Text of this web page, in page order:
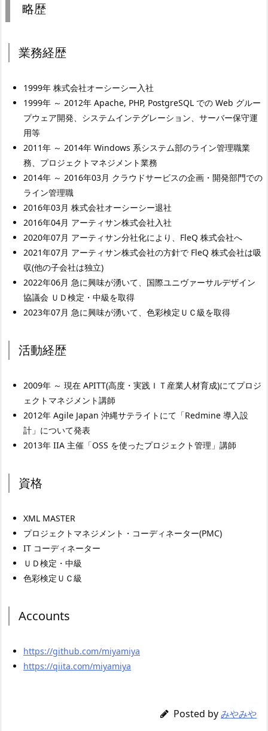
略歴
業務経歴
1999年 株式会社オーシーシー入社
1999年 ～ 2012年 Apache, PHP, PostgreSQL での Web グルー
プウェア開発、システムインテグレーション、サーバー保守運
用等
2011年 ～ 2014年 Windows 系システム部のライン管理職業
務、プロジェクトマネジメント業務
2014年 ～ 2016年03月 クラウドサービスの企画・開発部門での
ライン管理職
2016年03月 株式会社オーシーシー退社
2016年04月 アーティサン株式会社入社
2020年07月 アーティサン分社化により、FleQ 株式会社へ
2021年07月 アーティサン株式会社の方針で FleQ 株式会社は吸
収(他の子会社は独立)
2022年06月 急に興味が湧いて、国際ユニヴァーサルデザイン
協議会 ＵＤ検定・中級を取得
2023年07月 急に興味が湧いて、色彩検定ＵＣ級を取得
活動経歴
2009年 ～ 現在 APITT(高度・実践ＩＴ産業人材育成)にてプロジ
ェクトマネジメント講師
2012年 Agile Japan 沖縄サテライトにて「Redmine 導入設
計」について発表
2013年 IIA 主催「OSS を使ったプロジェクト管理」講師
資格
XML MASTER
プロジェクトマネジメント・コーディネーター(PMC)
IT コーディネーター
ＵＤ検定・中級
色彩検定ＵＣ級
Accounts
https://github.com/miyamiya
https://qiita.com/miyamiya
Posted by みやみや